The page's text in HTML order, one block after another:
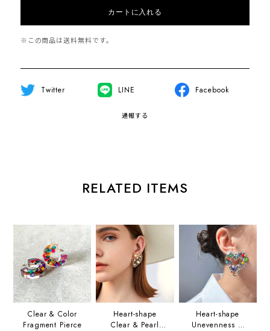
カートに入れる
※この商品は送料無料です。
Twitter LINE Facebook
通報する
RELATED ITEMS
Clear & Color
Fragment Pierce
Heart-shape
Clear & Pearl
Heart-shape
Unevenness &